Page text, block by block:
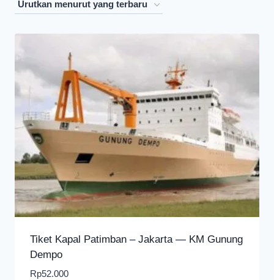
Tiket Kapal Patimban – Jakarta — KM Gunung
Dempo
Rp52.000